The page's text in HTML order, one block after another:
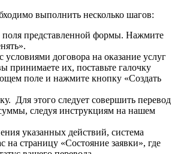
выполнить несколько шагов:
поля представленной формы. Нажмите
условиями договора на оказание услуг
принимаете их, поставьте галочку
поле и нажмите кнопку «Создать
Для этого следует совершить перевод
следуя инструкциям на нашем
указанных действий, система
на страницу «Состояние заявки», где